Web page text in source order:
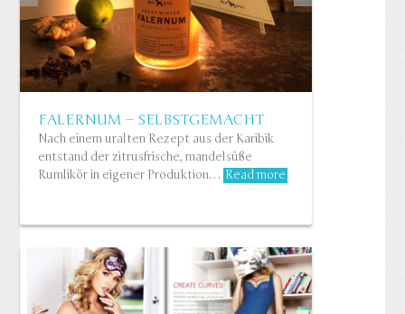
FALERNUM – SELBSTGEMACHT
Nach einem uralten Rezept aus der Karibik
entstand der zitrusfrische, mandelsüße
Rumlikör in eigener Produktion… Read more
TRIUMPH: FIND THE ONE –
ONLINE!
Kampagne„Find the One“…Read more